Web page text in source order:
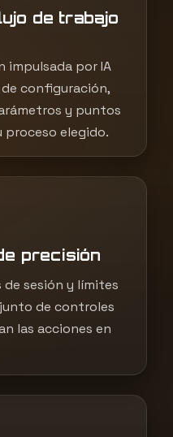
de trabajo
impulsada por IA
configuración,
y puntos
elegido.
precisión
sesión y límites
de controles
las acciones en